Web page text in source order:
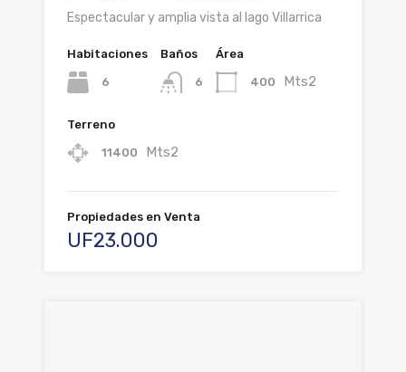
Espectacular y amplia vista al lago Villarrica
Habitaciones
6
Baños
6
Área
400 Mts2
Terreno
11400 Mts2
Propiedades en Venta
UF23.000